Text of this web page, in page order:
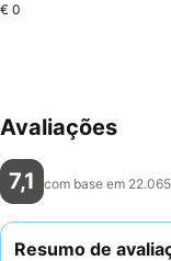
€ 0
Avaliações
7,1 com base em
Resumo de